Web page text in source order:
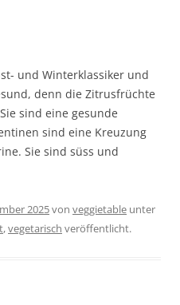
und Winterklassiker und
denn die Zitrusfrüchte
sind eine gesunde
sind eine Kreuzung
Sie sind süss und
2025von veggietable unter
,vegetarisch veröffentlicht.